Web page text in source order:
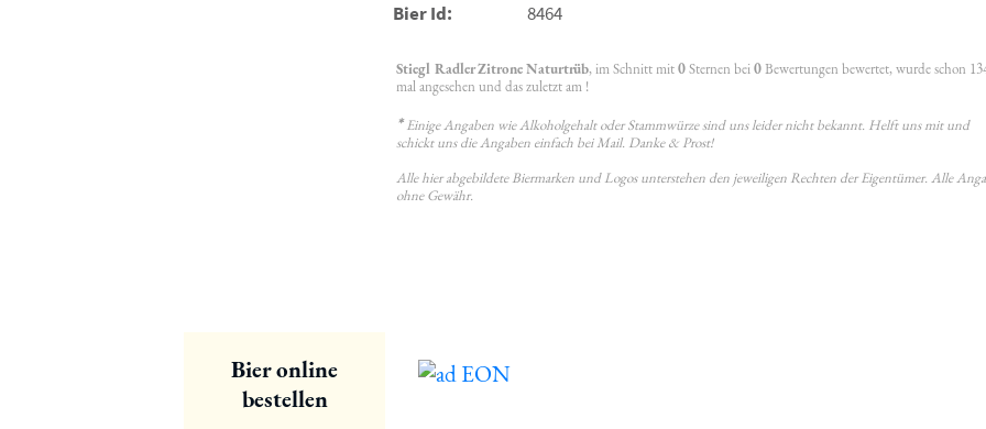
Bier Id: 8464
Stiegl Radler Zitrone Naturtrüb, im Schnitt mit0Sternen bei0Bewertungen bewertet, wurde schon
mal angesehen und das zuletzt am !
*Einige Angaben wie Alkoholgehalt oder Stammwürze sind uns leider nicht bekannt. Helft uns mit und
schickt uns die Angaben einfach bei Mail. Danke & Prost!
Alle hier abgebildete Biermarken und Logos unterstehen den jeweiligen Rechten der Eigentümer. Alle
ohne Gewähr.
Bier online
bestellen